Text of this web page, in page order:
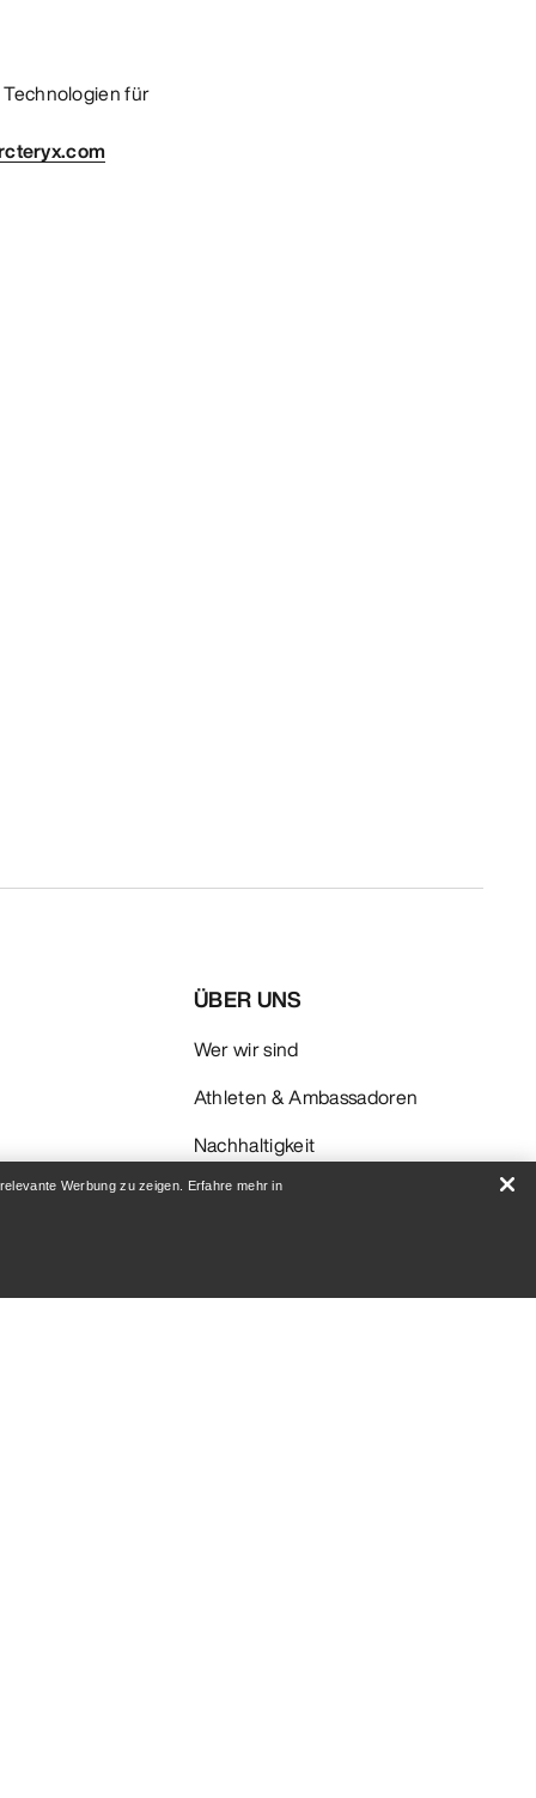
für
ÜBER UNS
Wer wir sind
Athleten & Ambassadoren
Nachhaltigkeit
Karriere
Werbung zu zeigen. Erfahre mehr in